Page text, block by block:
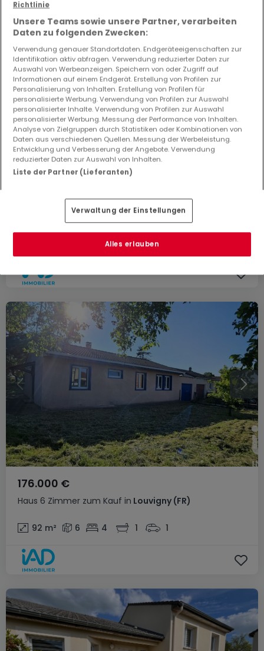
5 Zimmer zum Kauf in Verny(FR)
379.000 €
4 2
Haus 6 Zimmer zum Kauf in Louvigny (FR)
176.000 €
92 m² 6 4 1 1
Richtlinie
Unsere Teams sowie unsere Partner, verarbeiten
Daten zu folgenden Zwecken:
Verwendung genauer Standortdaten. Endgeräteeigenschaften zur
Identifikation aktiv abfragen. Verwendung reduzierter Daten zur
Auswahl von Werbeanzeigen. Speichern von oder Zugriff auf
Informationen auf einem Endgerät. Erstellung von Profilen zur
Personalisierung von Inhalten. Erstellung von Profilen für
personalisierte Werbung. Verwendung von Profilen zur Auswahl
personalisierter Inhalte. Verwendung von Profilen zur Auswahl
personalisierter Werbung. Messung der Performance von Inhalten.
Analyse von Zielgruppen durch Statistiken oder Kombinationen von
Daten aus verschiedenen Quellen. Messung der Werbeleistung.
Entwicklung und Verbesserung der Angebote. Verwendung
reduzierter Daten zur Auswahl von Inhalten.
Liste der Partner (Lieferanten)
Verwaltung der Einstellungen
Alles erlauben